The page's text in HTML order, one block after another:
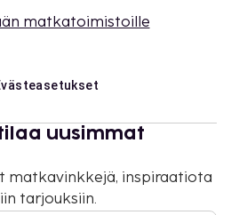
matkatoimistoille
uusimmat
matkavinkkejä, inspiraatiota
tarjouksiin.